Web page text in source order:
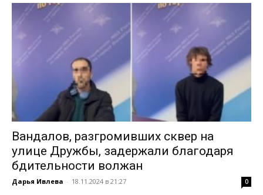
Вандалов, разгромивших сквер на
улице Дружбы, задержали благодаря
бдительности волжан
Дарья Ивлева - 18.11.2024 в 21:27 0